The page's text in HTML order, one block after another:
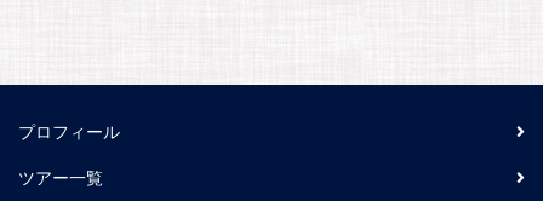
プロフィール
ツアー一覧